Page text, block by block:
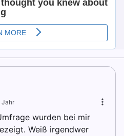
Jahr
wurden bei mir
Weiß irgendwer